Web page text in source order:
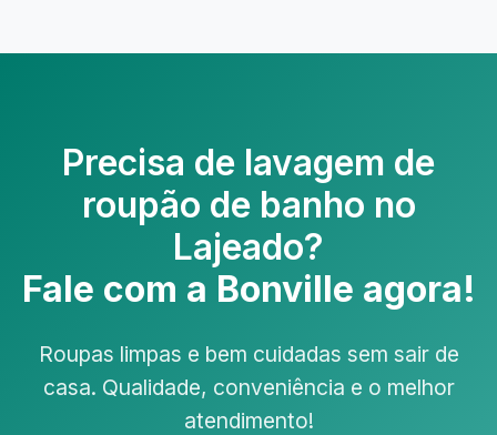
Precisa de lavagem de
roupão de banho no
Lajeado?
Fale com a Bonville agora!
Roupas limpas e bem cuidadas sem sair de
casa. Qualidade, conveniência e o melhor
atendimento!